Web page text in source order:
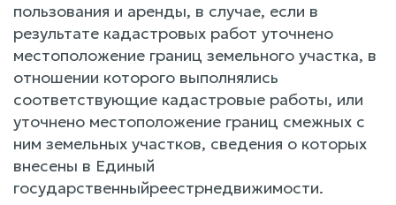
пользования и аренды, в случае, если в
результате кадастровых работ уточнено
местоположение границ земельного участка, в
отношении которого выполнялись
соответствующие кадастровые работы, или
уточнено местоположение границ смежных с
ним земельных участков, сведения о которых
внесены в Единый
государственныйреестрнедвижимости.